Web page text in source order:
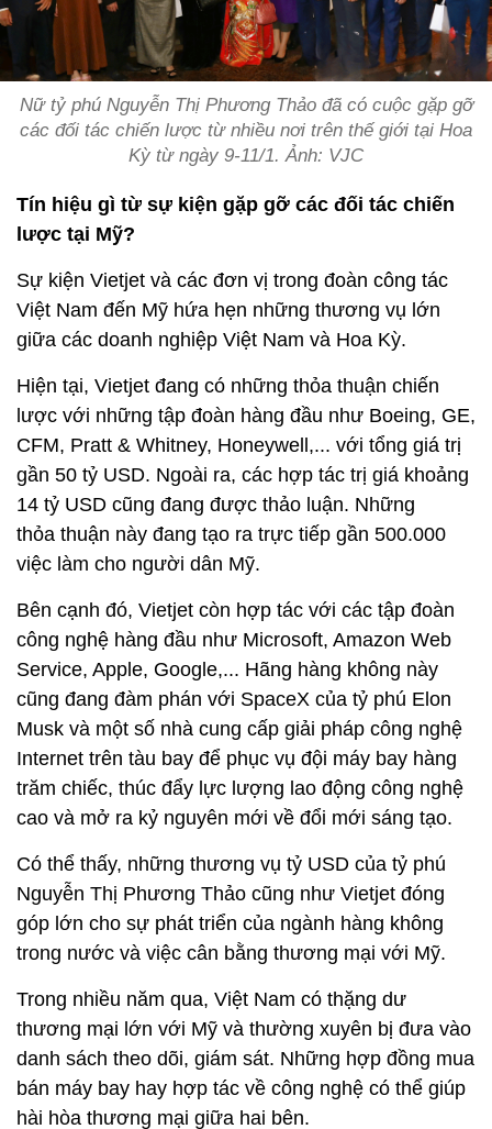
Nữ tỷ phú Nguyễn Thị Phương Thảo đã có cuộc gặp gỡ
các đối tác chiến lược từ nhiều nơi trên thế giới tại Hoa
Kỳ từ ngày 9-11/1. Ảnh: VJC
Tín hiệu gì từ sự kiện gặp gỡ các đối tác chiến
lược tại Mỹ?
Sự kiện Vietjet và các đơn vị trong đoàn công tác
Việt Nam đến Mỹ hứa hẹn những thương vụ lớn
giữa các doanh nghiệp Việt Nam và Hoa Kỳ.
Hiện tại, Vietjet đang có những thỏa thuận chiến
lược với những tập đoàn hàng đầu như Boeing, GE,
CFM, Pratt & Whitney, Honeywell,... với tổng giá trị
gần 50 tỷ USD. Ngoài ra, các hợp tác trị giá khoảng
14 tỷ USD cũng đang được thảo luận. Những
thỏa thuận này đang tạo ra trực tiếp gần 500.000
việc làm cho người dân Mỹ.
Bên cạnh đó, Vietjet còn hợp tác với các tập đoàn
công nghệ hàng đầu như Microsoft, Amazon Web
Service, Apple, Google,... Hãng hàng không này
cũng đang đàm phán với SpaceX của tỷ phú Elon
Musk và một số nhà cung cấp giải pháp công nghệ
Internet trên tàu bay để phục vụ đội máy bay hàng
trăm chiếc, thúc đẩy lực lượng lao động công nghệ
cao và mở ra kỷ nguyên mới về đổi mới sáng tạo.
Có thể thấy, những thương vụ tỷ USD của tỷ phú
Nguyễn Thị Phương Thảo cũng như Vietjet đóng
góp lớn cho sự phát triển của ngành hàng không
trong nước và việc cân bằng thương mại với Mỹ.
Trong nhiều năm qua, Việt Nam có thặng dư
thương mại lớn với Mỹ và thường xuyên bị đưa vào
danh sách theo dõi, giám sát. Những hợp đồng mua
bán máy bay hay hợp tác về công nghệ có thể giúp
hài hòa thương mại giữa hai bên.